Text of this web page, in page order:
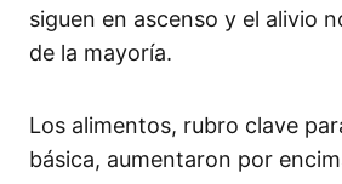
siguen en ascenso y el alivio
de la mayoría.
Los alimentos, rubro clave
básica, aumentaron por